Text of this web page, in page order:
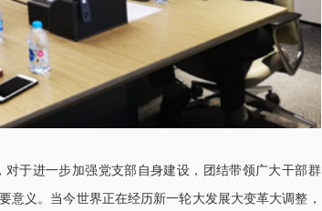
进一步加强党支部自身建设，团结带领广大干部群
义。当今世界正在经历新一轮大发展大变革大调整，